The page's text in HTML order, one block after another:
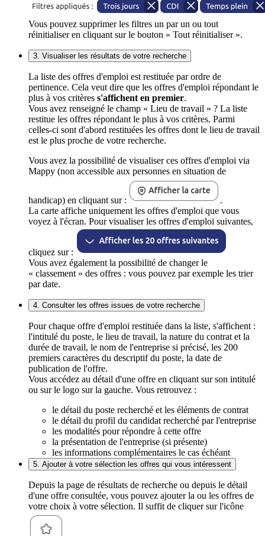
Vous pouvez supprimer les filtres un par un ou tout
réinitialiser en cliquant sur le bouton « Tout réinitialiser ».
3. Visualiser les résultats de votre recherche
La liste des offres d'emploi est restituée par ordre de
pertinence. Cela veut dire que les offres d'emploi répondant le
plus à vos critères s'affichent en premier.
Vous avez renseigné le champ « Lieu de travail » ? La liste
restitue les offres répondant le plus à vos critères. Parmi
celles-ci sont d'abord restituées les offres dont le lieu de travail
est le plus proche de votre recherche.
Vous avez la possibilité de visualiser ces offres d'emploi via
Mappy (non accessible aux personnes en situation de
handicap) en cliquant sur :
.
La carte affiche uniquement les offres d'emploi que vous
voyez à l'écran. Pour visualiser les offres d'emploi suivantes,
cliquez sur :
Vous avez également la possibilité de changer le
« classement » des offres : vous pouvez par exemple les trier
par date.
4. Consulter les offres issues de votre recherche
Pour chaque offre d'emploi restituée dans la liste, s'affichent :
l'intitulé du poste, le lieu de travail, la nature du contrat et la
durée de travail, le nom de l'entreprise si précisé, les 200
premiers caractères du descriptif du poste, la date de
publication de l'offre.
Vous accédez au détail d'une offre en cliquant sur son intitulé
ou sur le logo sur la gauche. Vous retrouvez :
le détail du poste recherché et les éléments de contrat
le détail du profil du candidat recherché par l'entreprise
les modalités pour répondre à cette offre
la présentation de l'entreprise (si présente)
les informations complémentaires le cas échéant
5. Ajouter à votre sélection les offres qui vous intéressent
Depuis la page de résultats de recherche ou depuis le détail
d'une offre consultée, vous pouvez ajouter la ou les offres de
votre choix à votre sélection. Il suffit de cliquer sur l'icône